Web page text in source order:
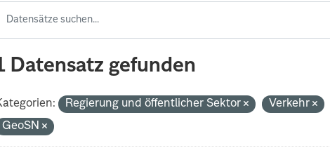
Datensatz gefunden
Regierung und öffentlicher Sektor Verkehr
GeoSN